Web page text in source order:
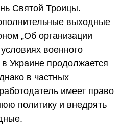
Святой Троицы.
выходные
„Об организации
военного
Украине продолжается
в частных
имеет право
политику и внедрять